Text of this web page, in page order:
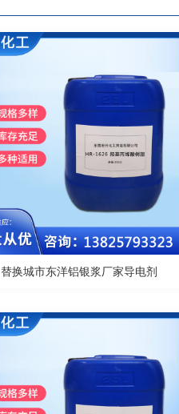
替换城市东洋铝银浆厂家导电剂